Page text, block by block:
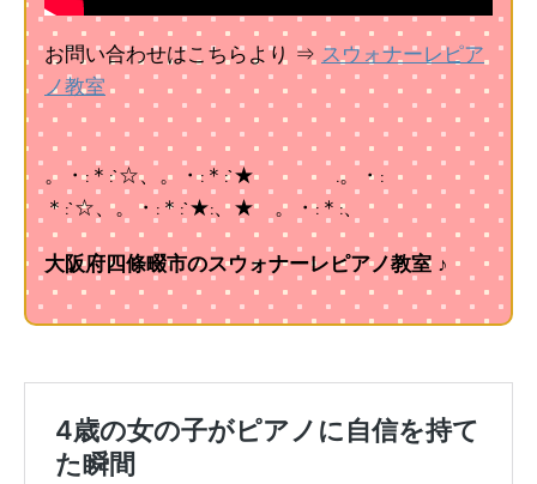
お問い合わせはこちらより ⇒ スウォナーレピア
ノ教室
。・:＊:`☆、。・:＊:`★ .。・:
＊:`☆、。・:＊:`★:、★ 。・:＊:、
大阪府四條畷市のスウォナーレピアノ教室 ♪